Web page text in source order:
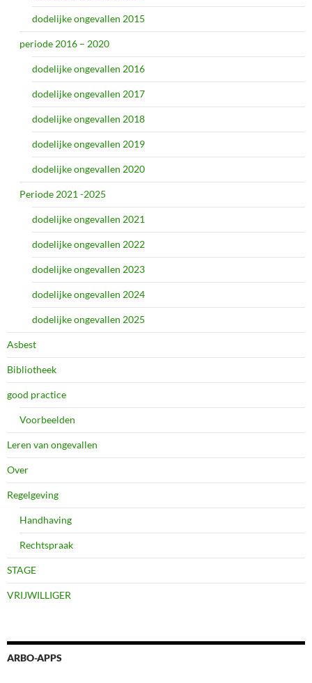
dodelijke ongevallen 2015
periode 2016 – 2020
dodelijke ongevallen 2016
dodelijke ongevallen 2017
dodelijke ongevallen 2018
dodelijke ongevallen 2019
dodelijke ongevallen 2020
Periode 2021 -2025
dodelijke ongevallen 2021
dodelijke ongevallen 2022
dodelijke ongevallen 2023
dodelijke ongevallen 2024
dodelijke ongevallen 2025
Asbest
Bibliotheek
good practice
Voorbeelden
Leren van ongevallen
Over
Regelgeving
Handhaving
Rechtspraak
STAGE
VRIJWILLIGER
ARBO-APPS